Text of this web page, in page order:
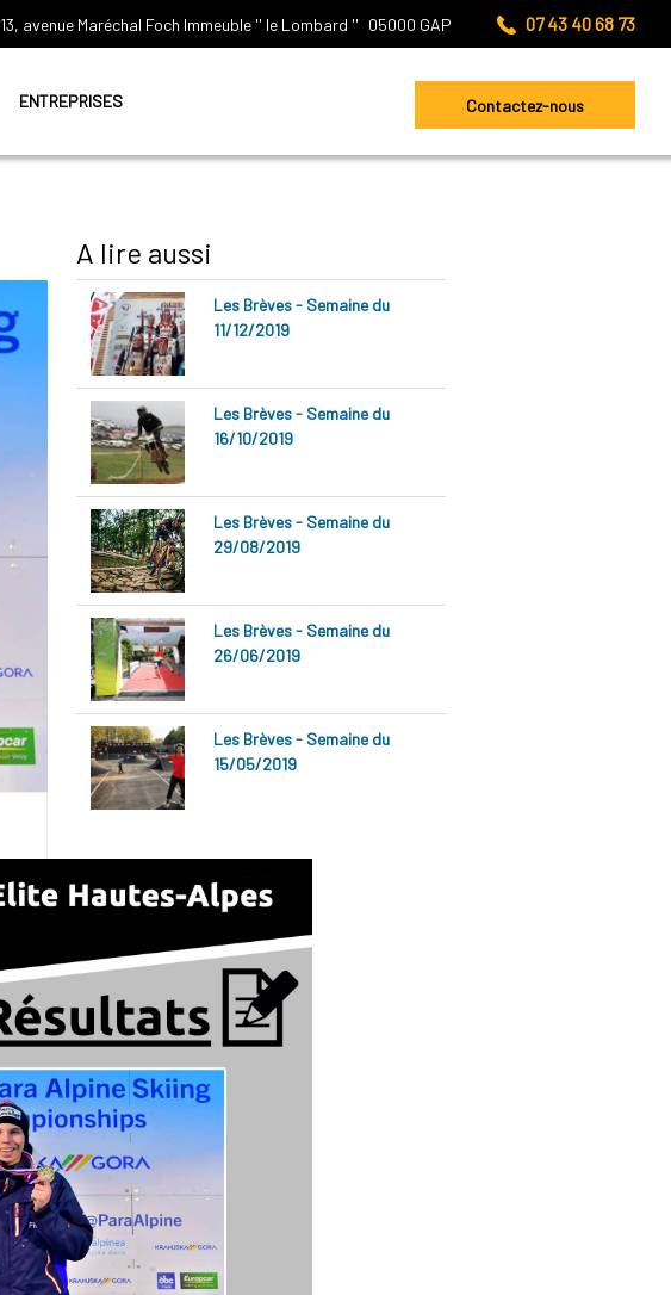
Contactez-nous
13, avenue Maréchal Foch Immeuble '' le Lombard '' 05000 GAP 07 43 40 68 73
ENTREPRISES
A lire aussi
Les Brèves - Semaine du
11/12/2019
Les Brèves - Semaine du
16/10/2019
Les Brèves - Semaine du
29/08/2019
Les Brèves - Semaine du
26/06/2019
Les Brèves - Semaine du
15/05/2019